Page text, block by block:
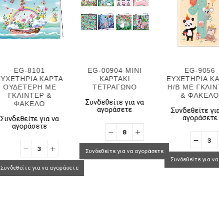
EG-8101
ΚΑΡΤΑ
ΟΥΔΕΤΕΡΗ ΜΕ
ΓΚΛΙΝΤΕΡ &
ΦΑΚΕΛΟ
Συνδεθείτε για να
αγοράσετε
Συνδεθείτε για να αγοράσετε
EG-00904 MINI
ΚΑΡΤΑΚΙ
ΤΕΤΡΑΓΩΝΟ
Συνδεθείτε για να
αγοράσετε
Συνδεθείτε για να αγοράσετε
EG-9056
ΕΥΧΕΤΗΡΙΑ
H/B ΜΕ
& ΦΑΚΕΛΟ
Συνδεθείτε
αγοράσετε
Συνδεθείτε για